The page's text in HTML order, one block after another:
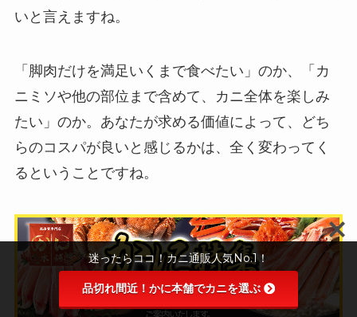
いと言えますね。
「脚肉だけを満足いくまで食べたい」のか、「カ
ニミソや他の部位まで含めて、カニ全体を楽しみ
たい」のか。あなたが求める価値によって、どち
らのコスパが良いと感じるかは、全く変わってく
るということですね。
迷ったらココ！カニ通販人気No.1！
品切れ間近！かに本舗でカニを選ぶ